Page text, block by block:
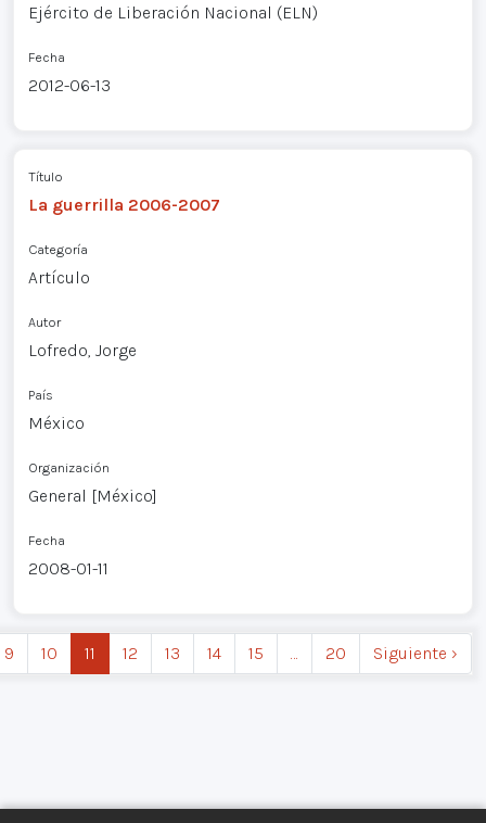
Ejército de Liberación Nacional (ELN)
Fecha
2012-06-13
Título
La guerrilla 2006-2007
Categoría
Artículo
Autor
Lofredo, Jorge
País
México
Organización
General [México]
Fecha
2008-01-11
9 10 11 12 13 14 15 … 20 Siguiente ›